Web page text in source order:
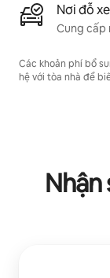
Nơi đỗ
Cung cấp
Các khoản phí bổ
hệ với tòa nhà để